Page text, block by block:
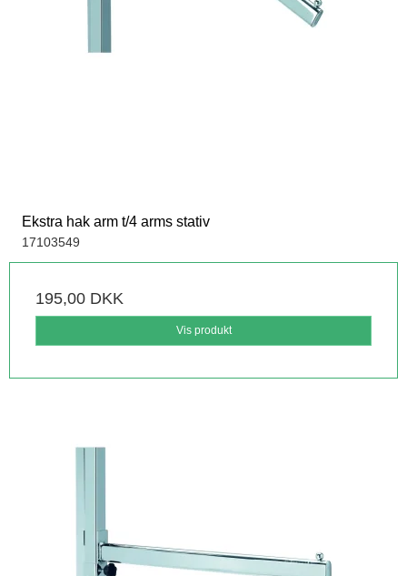
Ekstra hak arm t/4 arms stativ
17103549
195,00 DKK
Vis produkt